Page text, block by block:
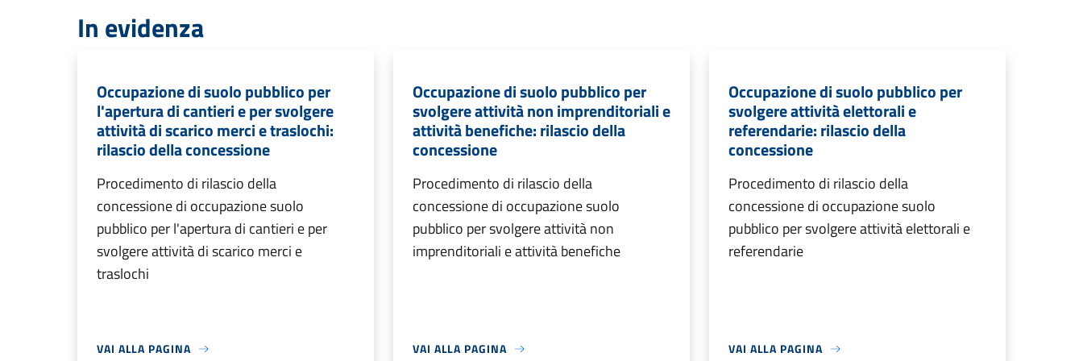
In evidenza
Occupazione di suolo pubblico per
l'apertura di cantieri e per svolgere
attività di scarico merci e traslochi:
rilascio della concessione
Procedimento di rilascio della
concessione di occupazione suolo
pubblico per l'apertura di cantieri e per
svolgere attività di scarico merci e
traslochi
VAI ALLA PAGINA
Occupazione di suolo pubblico per
svolgere attività non imprenditoriali e
attività benefiche: rilascio della
concessione
Procedimento di rilascio della
concessione di occupazione suolo
pubblico per svolgere attività non
imprenditoriali e attività benefiche
VAI ALLA PAGINA
Occupazione di suolo pubblico per
svolgere attività elettorali e
referendarie: rilascio della
concessione
Procedimento di rilascio della
concessione di occupazione suolo
pubblico per svolgere attività elettorali e
referendarie
VAI ALLA PAGINA